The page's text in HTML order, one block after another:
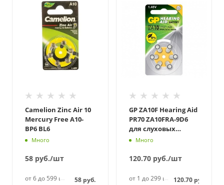
Camelion Zinc Air 10
Mercury Free A10-
BP6 BL6
Много
58 руб./шт
от 6 до 599 шт 58руб.
GP ZA10F Hearing Aid
PR70 ZA10FRA-9D6
для слуховых
аппаратов BL6
Много
120.70руб./шт
от 1 до 299 шт 120.70руб.